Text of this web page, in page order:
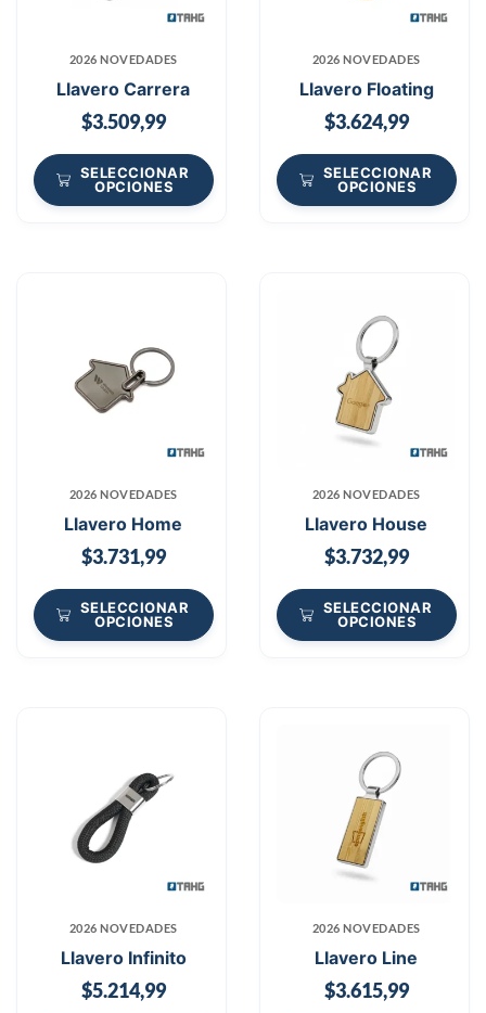
2026 NOVEDADES
Llavero Carrera
$3.509,99
SELECCIONAR
OPCIONES
2026 NOVEDADES
Llavero Floating
$3.624,99
SELECCIONAR
OPCIONES
2026 NOVEDADES
Llavero Home
$3.731,99
SELECCIONAR
OPCIONES
2026 NOVEDADES
Llavero House
$3.732,99
SELECCIONAR
OPCIONES
2026 NOVEDADES
Llavero Infinito
$5.214,99
2026 NOVEDADES
Llavero Line
$3.615,99